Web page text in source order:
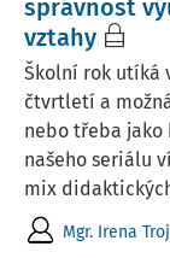
správnost
vztahy
Školní rok utíká
čtvrtletí a
nebo třeba jako
našeho seriálu
mix
Mgr. Irena